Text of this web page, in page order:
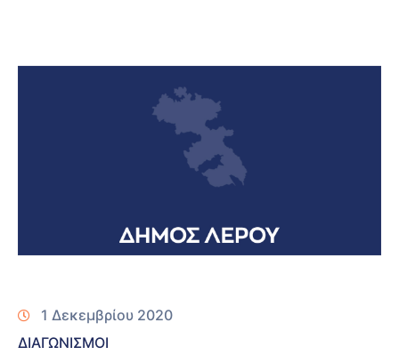
1 Δεκεμβρίου 2020
ΔΙΑΓΩΝΙΣΜΟΙ